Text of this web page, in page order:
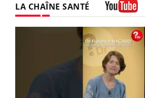
LA CHAÎNE SANTÉ